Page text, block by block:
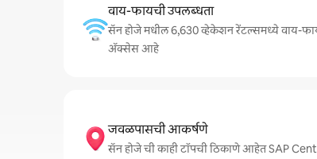
वाय-फायची उपलब्धता
सॅन होजे मधील 6,630 व्हेकेशन रेंटल्समध्ये वाय-
अ‍ॅक्सेस आहे
जवळपासची आकर्षणे
सॅन होजे ची काही टॉपची ठिकाणे आहेत SAP